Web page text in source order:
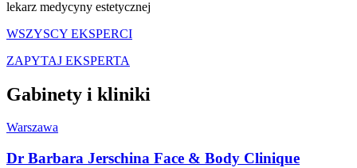
lekarz medycyny estetycznej
WSZYSCY EKSPERCI
ZAPYTAJ EKSPERTA
Gabinety i kliniki
Warszawa
Dr Barbara Jerschina Face & Body Clinique